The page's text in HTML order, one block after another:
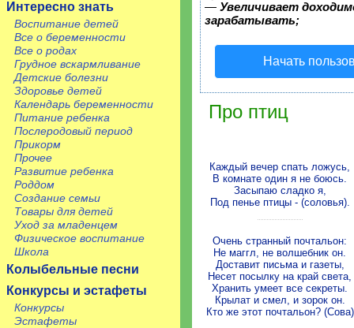
Интересно знать
Воспитание детей
Все о беременности
Все о родах
Грудное вскармливание
Детские болезни
Здоровье детей
Календарь беременности
Питание ребенка
Послеродовый период
Прикорм
Прочее
Развитие ребенка
Роддом
Создание семьи
Товары для детей
Уход за младенцем
Физическое воспитание
Школа
Колыбельные песни
Конкурсы и эстафеты
Конкурсы
Эстафеты
— Увеличивает
зарабатывать;
Начать
Про птиц
Каждый вечер спать ложусь,
В комнате один я не боюсь.
Засыпаю сладко я,
Под пенье птицы - (соловья).
Очень странный почтальон:
Не маггл, не волшебник он.
Доставит письма и газеты,
Несет посылку на край света,
Хранить умеет все секреты.
Крылат и смел, и зорок он.
Кто же этот почтальон? (Сова)